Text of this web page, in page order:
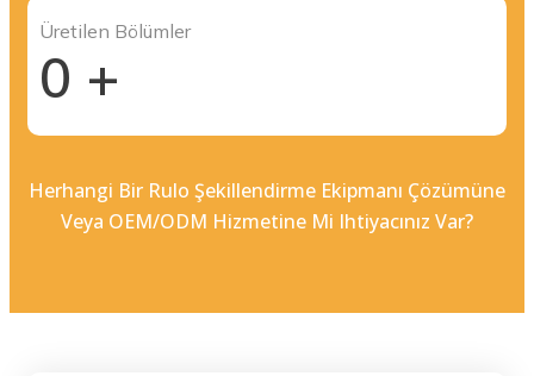
Üretilen Bölümler
0 +
Herhangi Bir Rulo Şekillendirme Ekipmanı Çözümüne
Veya OEM/ODM Hizmetine Mi Ihtiyacınız Var?